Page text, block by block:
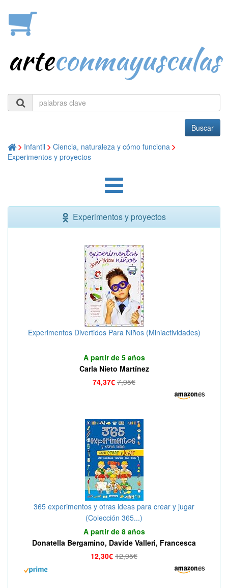
arteconmayusculas
Buscar
Infantil
Ciencia, naturaleza y cómo funciona
Experimentos y proyectos
Experimentos y proyectos
Experimentos Divertidos Para Niños (Miniactividades)
A partir de 5 años
Carla Nieto Martínez
74,37€ 7,95€
365 experimentos y otras ideas para crear y jugar
(Colección 365...)
A partir de 8 años
Donatella Bergamino, Davide Valleri, Francesca
Massa
12,30€ 12,95€